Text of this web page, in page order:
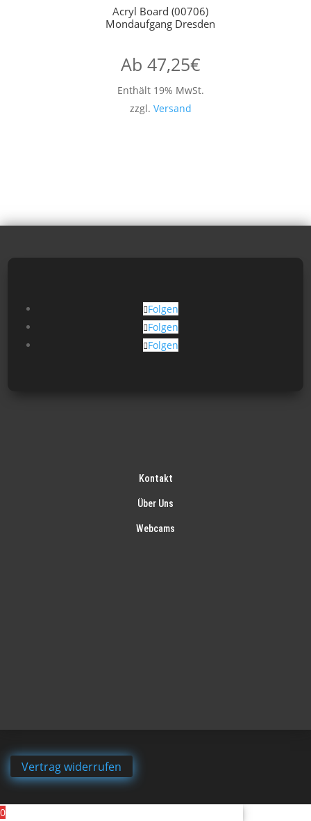
Acryl Board (00706)
Mondaufgang Dresden
Ab 47,25€
Enthält 19% MwSt.
zzgl. Versand
Folgen
Folgen
Folgen
Kontakt
Über Uns
Webcams
Vertrag widerrufen
0